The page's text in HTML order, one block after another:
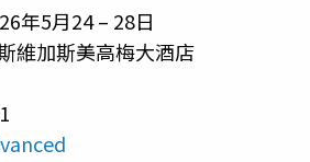
年5月24 – 28日
維加斯美高梅大酒店